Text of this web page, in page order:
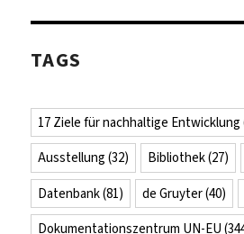
TAGS
17 Ziele für nachhaltige Entwicklung
Ausstellung (32) Bibliothek(27)
Datenbank(81) de Gruyter(40)
Dokumentationszentrum UN-EU